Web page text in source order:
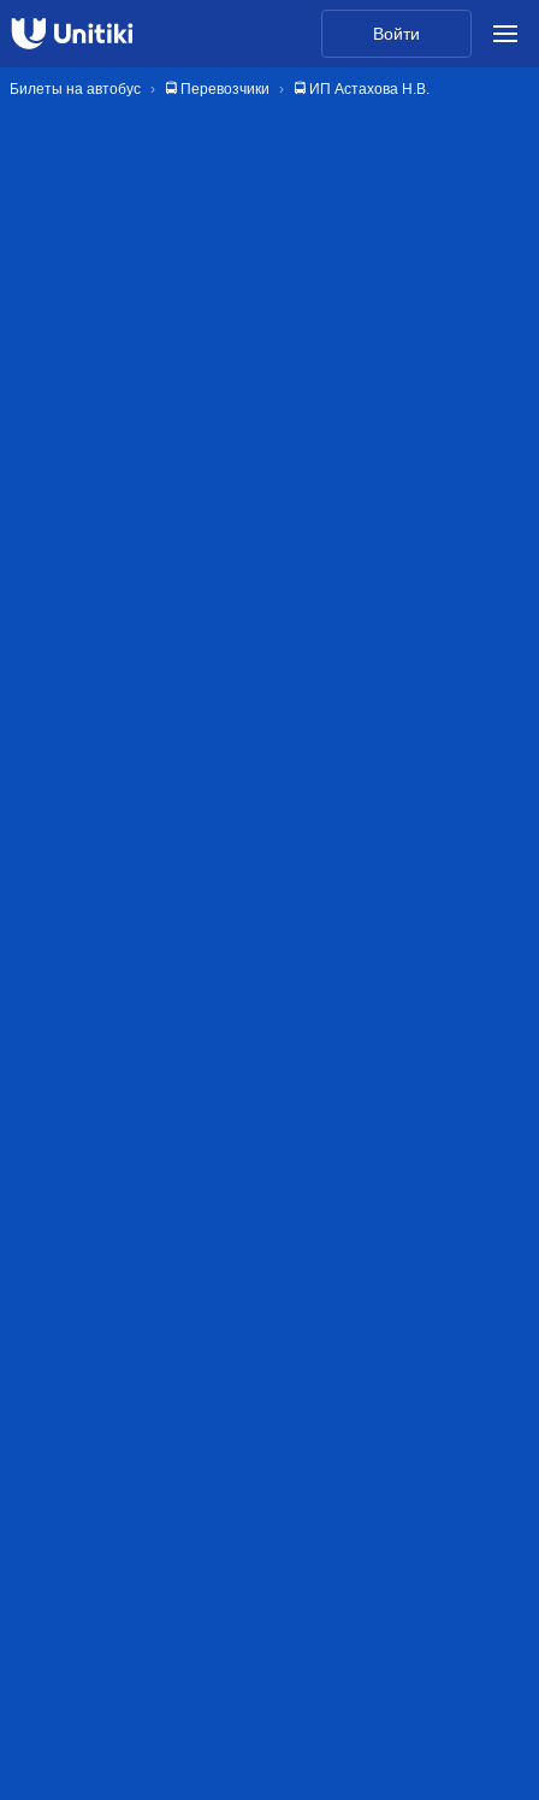
Войти
Билеты на автобус 🚍 Перевозчики 🚍 ИП Астахова Н.В.